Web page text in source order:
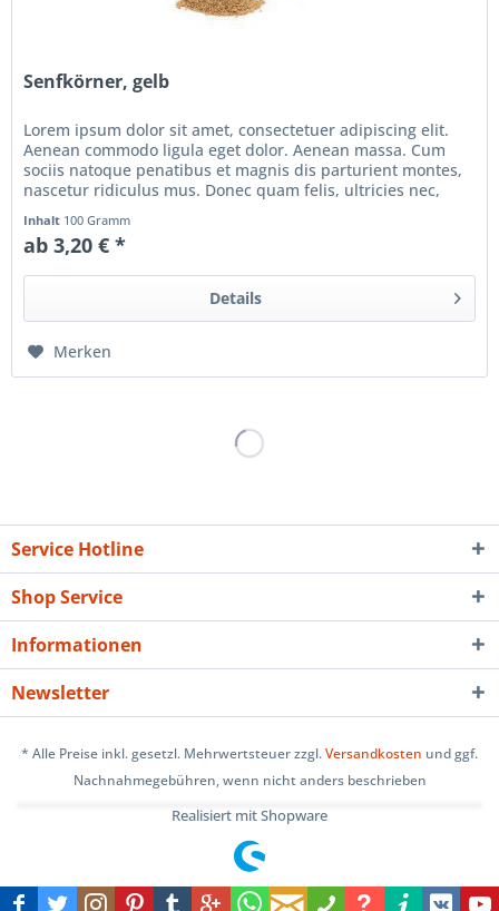
Senfkörner, gelb
Lorem ipsum dolor sit amet, consectetuer adipiscing elit.
Aenean commodo ligula eget dolor. Aenean massa. Cum
sociis natoque penatibus et magnis dis parturient montes,
nascetur ridiculus mus. Donec quam felis, ultricies nec,
Inhalt 100 Gramm
ab 3,20 € *
Details
Merken
Service Hotline
Shop Service
Informationen
Newsletter
* Alle Preise inkl. gesetzl. Mehrwertsteuer zzgl.Versandkosten und ggf.
Nachnahmegebühren, wenn nicht anders beschrieben
Realisiert mit Shopware